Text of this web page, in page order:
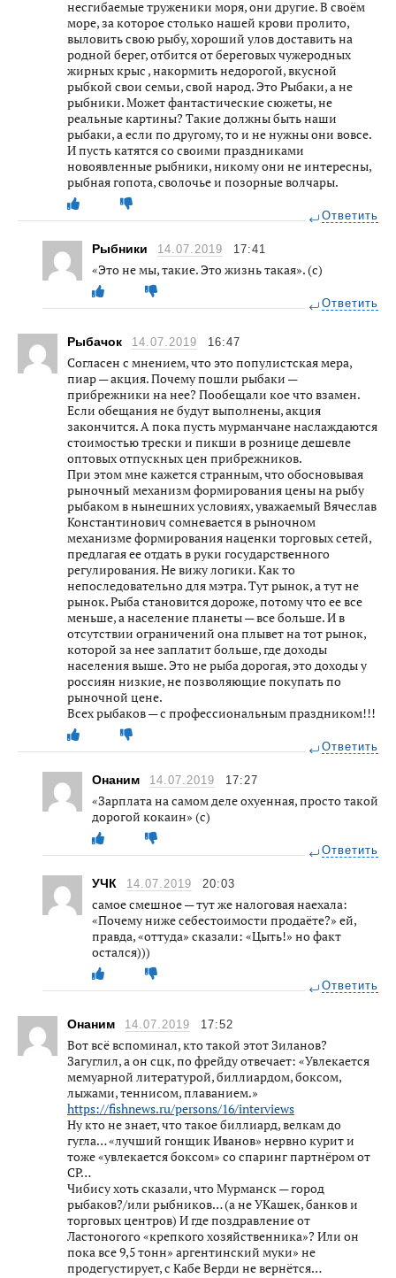
несгибаемые труженики моря, они другие. В своём
море, за которое столько нашей крови пролито,
выловить свою рыбу, хороший улов доставить на
родной берег, отбится от береговых чужеродных
жирных крыс , накормить недорогой, вкусной
рыбкой свои семьи, свой народ. Это Рыбаки, а не
рыбники. Может фантастические сюжеты, не
реальные картины? Такие должны быть наши
рыбаки, а если по другому, то и не нужны они вовсе.
И пусть катятся со своими праздниками
новоявленные рыбники, никому они не интересны,
рыбная гопота, сволочье и позорные волчары.
Ответить
Рыбники 14.07.2019 17:41
«Это не мы, такие. Это жизнь такая». (с)
Ответить
Рыбачок 14.07.2019 16:47
Согласен с мнением, что это популистская мера,
пиар — акция. Почему пошли рыбаки —
прибрежники на нее? Пообещали кое что взамен.
Если обещания не будут выполнены, акция
закончится. А пока пусть мурманчане наслаждаются
стоимостью трески и пикши в рознице дешевле
оптовых отпускных цен прибрежников.
При этом мне кажется странным, что обосновывая
рыночный механизм формирования цены на рыбу
рыбаком в нынешних условиях, уважаемый Вячеслав
Константинович сомневается в рыночном
механизме формирования наценки торговых сетей,
предлагая ее отдать в руки государственного
регулирования. Не вижу логики. Как то
непоследовательно для мэтра. Тут рынок, а тут не
рынок. Рыба становится дороже, потому что ее все
меньше, а население планеты — все больше. И в
отсутствии ограничений она плывет на тот рынок,
которой за нее заплатит больше, где доходы
населения выше. Это не рыба дорогая, это доходы у
россиян низкие, не позволяющие покупать по
рыночной цене.
Всех рыбаков — с профессиональным праздником!!!
Ответить
Онаним 14.07.2019 17:27
«Зарплата на самом деле охуенная, просто такой
дорогой кокаин» (с)
Ответить
УЧК 14.07.2019 20:03
самое смешное — тут же налоговая наехала:
«Почему ниже себестоимости продаёте?» ей,
правда, «оттуда» сказали: «Цыть!» но факт
остался)))
Ответить
Онаним 14.07.2019 17:52
Вот всё вспоминал, кто такой этот Зиланов?
Загуглил, а он сцк, по фрейду отвечает: «Увлекается
мемуарной литературой, биллиардом, боксом,
лыжами, теннисом, плаванием.»
https://fishnews.ru/persons/16/interviews
Ну кто не знает, что такое биллиард, велкам до
гугла… «лучший гонщик Иванов» нервно курит и
тоже «увлекается боксом» со спаринг партнёром от
СР…
Чибису хоть сказали, что Мурманск — город
рыбаков?/или рыбников… (а не УКашек, банков и
торговых центров) И где поздравление от
Ластоногого «крепкого хозяйственника»? Или он
пока все 9,5 тонн» аргентинский муки» не
продегустирует, с Кабе Верди не вернётся…